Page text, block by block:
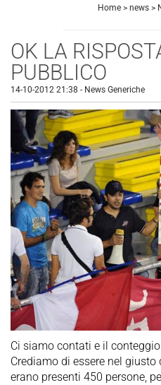
Home> news>
OK LA
PUBBLICO
14-10-2012 21:38 - News Generiche
Ci siamo contati e il
Crediamo di essere nel
erano presenti 450 persone,